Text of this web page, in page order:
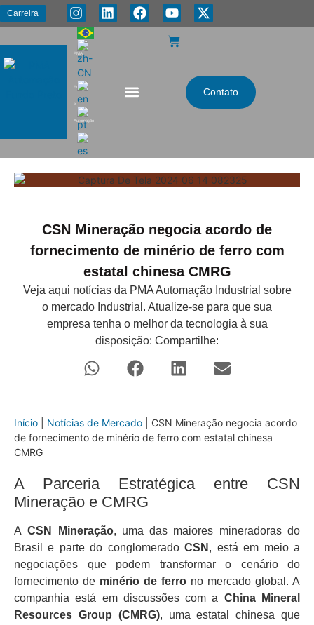
Carreira
PMA
Energia
e
Automação
Contato
CSN Mineração negocia acordo de
fornecimento de minério de ferro com
estatal chinesa CMRG
Veja aqui notícias da PMA Automação Industrial sobre
o mercado Industrial. Atualize-se para que sua
empresa tenha o melhor da tecnologia à sua
disposição: Compartilhe:
Início Notícias de Mercado
CSN Mineração negocia acordo
de fornecimento de minério de ferro com estatal chinesa
CMRG
A Parceria Estratégica entre CSN
Mineração e CMRG
ACSN Mineração, uma das maiores mineradoras do
Brasil e parte do conglomeradoCSN , está em meio a
negociações que podem transformar o cenário do
fornecimento de minério de ferro no mercado global. A
companhia está em discussões com a China Mineral
Resources Group (CMRG), uma estatal chinesa que